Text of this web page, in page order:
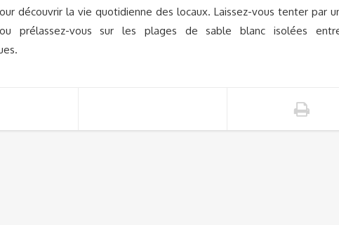
découvrir la vie quotidienne des locaux. Laissez-vous tenter par
prélassez-vous sur les plages de sable blanc isolées